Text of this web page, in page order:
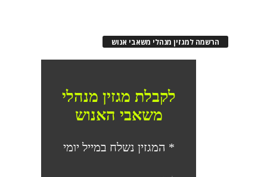
הרשמה למגזין מנהלי משאבי אנוש